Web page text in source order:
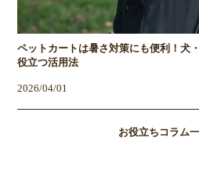
ペットカートは暑さ対策にも便利！犬
役立つ活用法
2026/04/01
お役立ちコラム